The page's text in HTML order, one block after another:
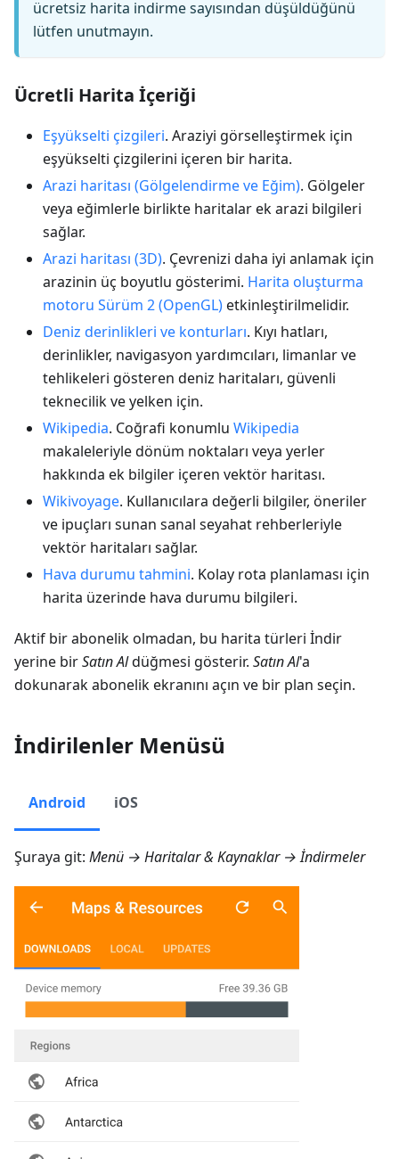
ücretsiz harita indirme sayısından düşüldüğünü
lütfen unutmayın.
Ücretli Harita İçeriği
Eşyükselti çizgileri. Araziyi görselleştirmek için
eşyükselti çizgilerini içeren bir harita.
Arazi haritası (Gölgelendirme ve Eğim). Gölgeler
veya eğimlerle birlikte haritalar ek arazi bilgileri
sağlar.
Arazi haritası (3D). Çevrenizi daha iyi anlamak için
arazinin üç boyutlu gösterimi. Harita oluşturma
motoru Sürüm 2 (OpenGL)etkinleştirilmelidir.
Deniz derinlikleri ve konturları. Kıyı hatları,
derinlikler, navigasyon yardımcıları, limanlar ve
tehlikeleri gösteren deniz haritaları, güvenli
teknecilik ve yelken için.
Wikipedia. Coğrafi konumlu Wikipedia
makaleleriyle dönüm noktaları veya yerler
hakkında ek bilgiler içeren vektör haritası.
Wikivoyage. Kullanıcılara değerli bilgiler, öneriler
ve ipuçları sunan sanal seyahat rehberleriyle
vektör haritaları sağlar.
Hava durumu tahmini. Kolay rota planlaması için
harita üzerinde hava durumu bilgileri.
Aktif bir abonelik olmadan, bu harita türleri İndir
yerine birSatın Aldüğmesi gösterir. Satın Al'a
dokunarak abonelik ekranını açın ve bir plan seçin.
İndirilenler Menüsü
Android iOS
Şuraya git: Menü → Haritalar & Kaynaklar → İndirmeler